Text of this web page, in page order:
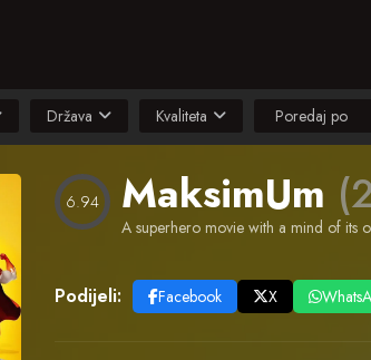
Država Kvaliteta
6.94 MaksimUm
A superhero movie with a mind of its
Podijeli: Facebook X